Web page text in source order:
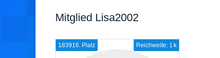
Mitglied Lisa2002
Reichweite: 1 k
183916. Platz